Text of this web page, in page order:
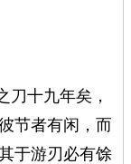
刀十九年矣，
节者有闲，而
于游刃必有馀